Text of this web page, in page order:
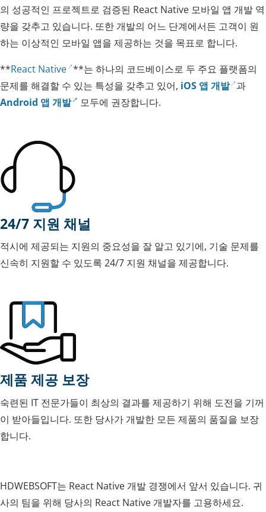
의 성공적인 프로젝트로 검증된 React Native 모바일 앱 개발 역
량을 갖추고 있습니다. 또한 개발의 어느 단계에서든 고객이 원
하는 이상적인 모바일 앱을 제공하는 것을 목표로 합니다.
**React Native **는 하나의 코드베이스로 두 주요 플랫폼의
문제를 해결할 수 있는 특성을 갖추고 있어, iOS 앱 개발 과
Android 앱 개발
모두에 권장합니다.
24/7 지원 채널
적시에 제공되는 지원의 중요성을 잘 알고 있기에, 기술 문제를
신속히 지원할 수 있도록 24/7 지원 채널을 제공합니다.
제품 제공 보장
숙련된 IT 전문가들이 최상의 결과를 제공하기 위해 도전을 기꺼
이 받아들입니다. 또한 당사가 개발한 모든 제품의 품질을 보장
합니다.
HDWEBSOFT는 React Native 개발 경쟁에서 앞서 있습니다. 귀
사의 팀을 위해 당사의 React Native 개발자를 고용하세요.